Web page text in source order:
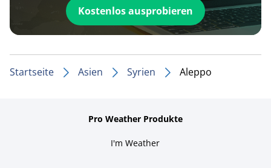
Kostenlos ausprobieren
Startseite Asien Syrien Aleppo
Pro Weather Produkte
I'm Weather